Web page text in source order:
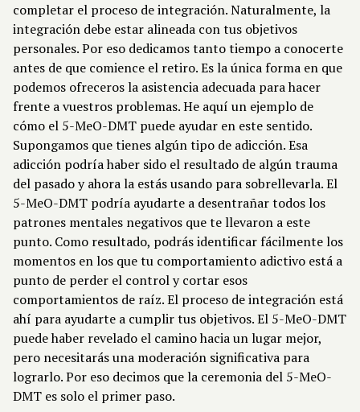
completar el proceso de integración. Naturalmente, la
integración debe estar alineada con tus objetivos
personales. Por eso dedicamos tanto tiempo a conocerte
antes de que comience el retiro. Es la única forma en que
podemos ofreceros la asistencia adecuada para hacer
frente a vuestros problemas. He aquí un ejemplo de
cómo el 5-MeO-DMT puede ayudar en este sentido.
Supongamos que tienes algún tipo de adicción. Esa
adicción podría haber sido el resultado de algún trauma
del pasado y ahora la estás usando para sobrellevarla. El
5-MeO-DMT podría ayudarte a desentrañar todos los
patrones mentales negativos que te llevaron a este
punto. Como resultado, podrás identificar fácilmente los
momentos en los que tu comportamiento adictivo está a
punto de perder el control y cortar esos
comportamientos de raíz. El proceso de integración está
ahí para ayudarte a cumplir tus objetivos. El 5-MeO-DMT
puede haber revelado el camino hacia un lugar mejor,
pero necesitarás una moderación significativa para
lograrlo. Por eso decimos que la ceremonia del 5-MeO-
DMT es solo el primer paso.